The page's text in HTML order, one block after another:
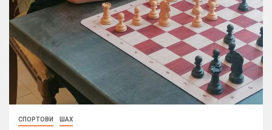
СПОРТОВИ ШАХ